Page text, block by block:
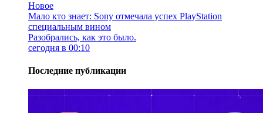
Новое
Мало кто знает: Sony отмечала успех PlayStation
специальным вином
Разобрались, как это было.
сегодня в 00:10
Последние публикации